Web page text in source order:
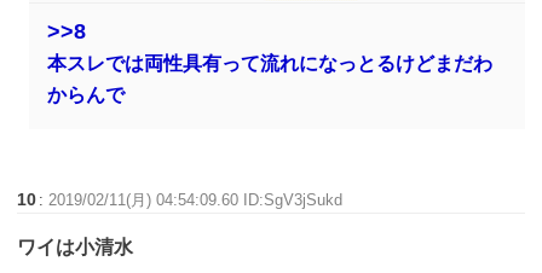
>>8
本スレでは両性具有って流れになっとるけどまだわ
からんで
10 : 2019/02/11(月) 04:54:09.60 ID:SgV3jSukd
ワイは小清水